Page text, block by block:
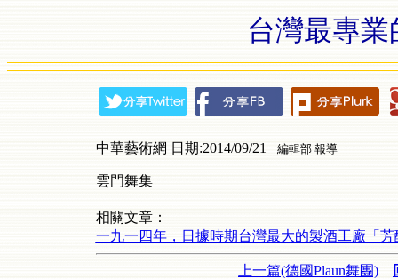
台灣最專
中華藝術網 日期:2014/09/21 編輯部 報導
雲門舞集
相關文章：
一九一四年，日據時期台灣最大的製酒工廠「芳
上一篇(德國Plaun舞團)